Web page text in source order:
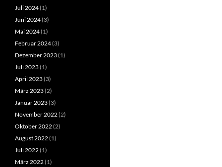
Juli 2024(1)
Juni 2024(3)
Mai 2024(1)
Februar 2024(3)
Dezember 2023(1)
Juli 2023(1)
April 2023(3)
März 2023(2)
Januar 2023(3)
November 2022(2)
Oktober 2022(2)
August 2022(1)
Juli 2022(1)
März 2022(1)